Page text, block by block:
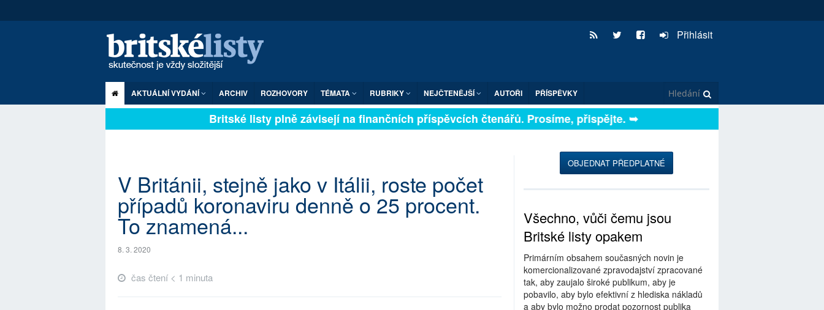
Přihlásit
AKTUÁLNÍ VYDÁNÍ ARCHIV ROZHOVORY TÉMATA RUBRIKY NEJČTENĚJŠÍ AUTOŘI PŘÍSPĚVKY
Britské listy plně závisejí na finančních příspěvcích čtenářů. Prosíme, přispějte. ➥
V Británii, stejně jako v Itálii, roste počet
případů koronaviru denně o 25 procent.
To znamená...
8. 3. 2020
čas čtení < 1 minuta
OBJEDNAT PŘEDPLATNÉ
Všechno, vůči čemu jsou
Britské listy opakem
Primárním obsahem současných novin je
komercionalizované zpravodajství zpracované
tak, aby zaujalo široké publikum, aby je
pobavilo, aby bylo efektivní z hlediska nákladů
a aby bylo možno prodat pozornost publika